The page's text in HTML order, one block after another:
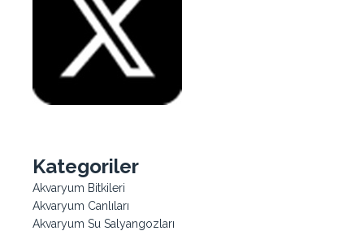
Kategoriler
Akvaryum Bitkileri
Akvaryum Canlıları
Akvaryum Su Salyangozları